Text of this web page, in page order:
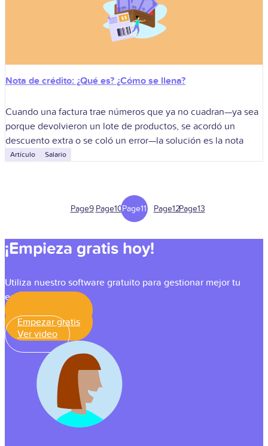
Nota de crédito: ¿Qué es? ¿Cómo se llena?
Cuando una factura trae números que ya no cuadran—ya sea
porque devolvieron un lote de productos, se acordó un
descuento extra o se coló un error—la solución es la nota
Artículo Salario
Page9 Page10Page11 Page12Page13
¡Empieza gratis hoy!
Utiliza nuestro software gratuito para gestionar mejor tu
equipo.
Empezar gratis
Ver video